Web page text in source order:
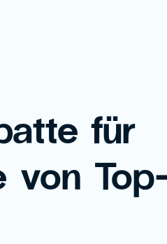
für
von